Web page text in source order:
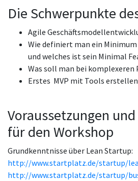
Die Schwerpunkte
Agile
Wie definiert man ein Minimum
und welches ist sein Minimal
Was soll man bei komplexeren
Erstes MVP mit Tools
Voraussetzungen
für den Workshop
Grundkenntnisse über Lean Startup:
http://www.startplatz.de/startup/
http://www.startplatz.de/startup/